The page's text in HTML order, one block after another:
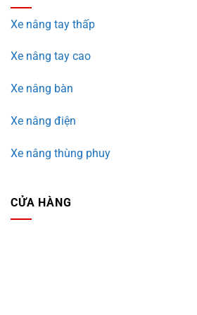
Xe nâng tay thấp
Xe nâng tay cao
Xe nâng bàn
Xe nâng điện
Xe nâng thùng phuy
CỬA HÀNG